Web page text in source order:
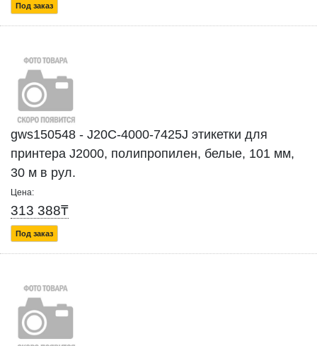
Под заказ
gws150548 - J20C-4000-7425J этикетки для
принтера J2000, полипропилен, белые, 101 мм,
30 м в рул.
Цена:
313 388₸
Под заказ